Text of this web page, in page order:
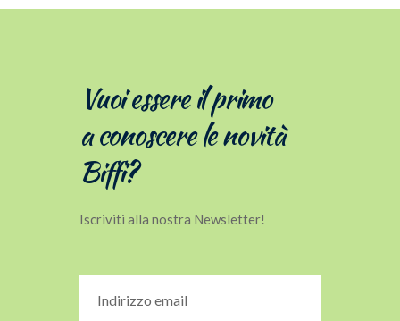
Vuoi essere il primo
a conoscere le novità
Biffi?
Iscriviti alla nostra Newsletter!